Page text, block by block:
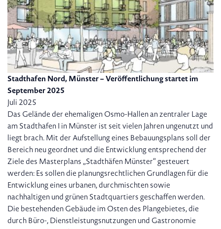
Stadthafen Nord, Münster – Veröffentlichung startet im
September 2025
Juli 2025
Das Gelände der ehemaligen Osmo-Hallen an zentraler Lage
am Stadthafen I in Münster ist seit vielen Jahren ungenutzt und
liegt brach. Mit der Aufstellung eines Bebauungsplans soll der
Bereich neu geordnet und die Entwicklung entsprechend der
Ziele des Masterplans „Stadthäfen Münster“ gesteuert
werden: Es sollen die planungsrechtlichen Grundlagen für die
Entwicklung eines urbanen, durchmischten sowie
nachhaltigen und grünen Stadtquartiers geschaffen werden.
Die bestehenden Gebäude im Osten des Plangebietes, die
durch Büro-, Dienstleistungsnutzungen und Gastronomie